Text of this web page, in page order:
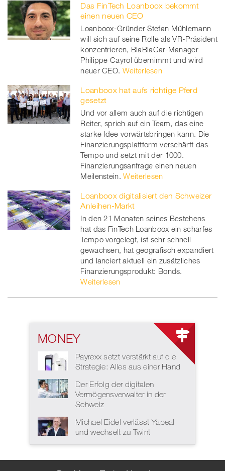
Das FinTech Loanboox bekommt
einen neuen CEO
Loanboox-Gründer Stefan Mühlemann
will sich auf seine Rolle als VR-Präsident
konzentrieren, BlaBlaCar-Manager
Philippe Cayrol übernimmt und wird
neuer CEO. Weiterlesen
Loanboox hat aufs richtige Pferd
gesetzt
Und vor allem auch auf die richtigen
Reiter, sprich auf ein Team, das eine
starke Idee vorwärtsbringen kann. Die
Finanzierungsplattform verschärft das
Tempo und setzt mit der 1000.
Finanzierungsanfrage einen neuen
Meilenstein. Weiterlesen
Loanboox digitalisiert den Schweizer
Anleihen-Markt
In den 21 Monaten seines Bestehens
hat das FinTech Loanboox ein scharfes
Tempo vorgelegt, ist sehr schnell
gewachsen, hat geografisch expandiert
und lanciert aktuell ein zusätzliches
Finanzierungsprodukt: Bonds.
Weiterlesen
MONEY
Payrexx setzt verstärkt auf die
Strategie: Alles aus einer Hand
Der Erfolg der digitalen
Vermögensverwalter in der
Schweiz
Michael Eidel verlässt Yapeal
und wechselt zu Twint